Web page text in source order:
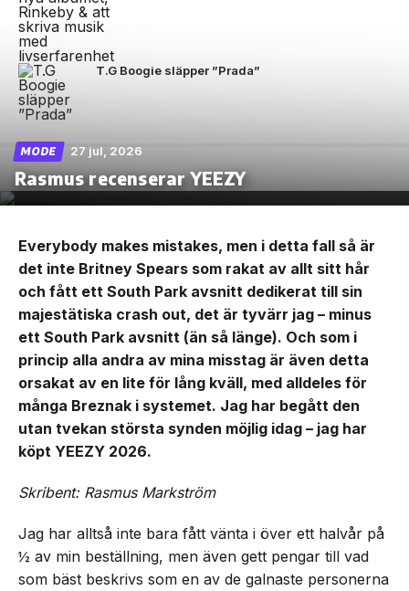
T.G Boogie släpper ”Prada”
MODE 27 jul, 2026
Rasmus recenserar YEEZY
Everybody makes mistakes, men i detta fall så är
det inte Britney Spears som rakat av allt sitt hår
och fått ett South Park avsnitt dedikerat till sin
majestätiska crash out, det är tyvärr jag – minus
ett South Park avsnitt (än så länge). Och som i
princip alla andra av mina misstag är även detta
orsakat av en lite för lång kväll, med alldeles för
många Breznak i systemet. Jag har begått den
utan tvekan största synden möjlig idag – jag har
köpt YEEZY 2026.
Skribent: Rasmus Markström
Jag har alltså inte bara fått vänta i över ett halvår på
½ av min beställning, men även gett pengar till vad
som bäst beskrivs som en av de galnaste personerna